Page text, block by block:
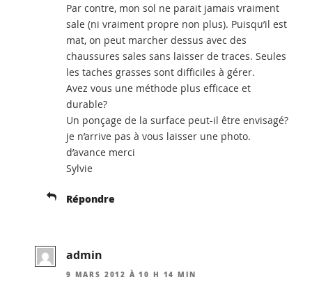
Par contre, mon sol ne parait jamais vraiment
sale (ni vraiment propre non plus). Puisqu’il est
mat, on peut marcher dessus avec des
chaussures sales sans laisser de traces. Seules
les taches grasses sont difficiles à gérer.
Avez vous une méthode plus efficace et
durable?
Un ponçage de la surface peut-il être envisagé?
je n’arrive pas à vous laisser une photo.
d’avance merci
Sylvie
Répondre
admin
9 MARS 2012 À 10 H 14 MIN